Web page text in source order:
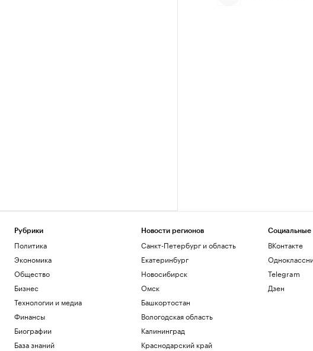
Рубрики
Политика
Экономика
Общество
Бизнес
Технологии и медиа
Финансы
Биографии
База знаний
Новости регионов
Санкт-Петербург и область
Екатеринбург
Новосибирск
Омск
Башкортостан
Вологодская область
Калининград
Краснодарский край
Социальные
ВКонтакте
Telegram
Дзен